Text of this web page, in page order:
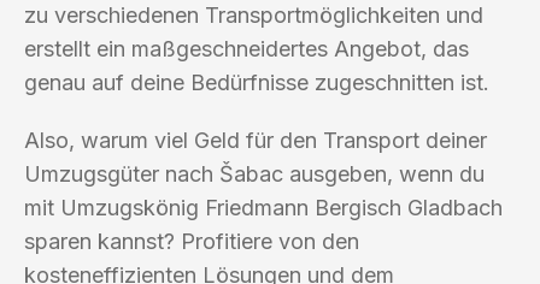
zu verschiedenen Transportmöglichkeiten und
erstellt ein maßgeschneidertes Angebot, das
genau auf deine Bedürfnisse zugeschnitten ist.
Also, warum viel Geld für den Transport deiner
Umzugsgüter nach Šabac ausgeben, wenn du
mit Umzugskönig Friedmann Bergisch Gladbach
sparen kannst? Profitiere von den
kosteneffizienten Lösungen und dem